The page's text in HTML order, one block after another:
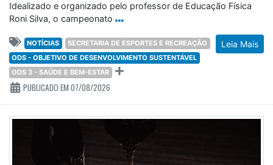
Idealizado e organizado pelo professor de Educação Física
Roni Silva, o campeonato
Leia Mais
NOTÍCIAS
SECRETARIA DE ESPORTES E RECREAÇÃO
ODS - OBJETIVO DE DESENVOLVIMENTO SUSTENTÁVEL
ODS 3 - SAÚDE E BEM-ESTAR
PUBLICADO EM 07/08/2026